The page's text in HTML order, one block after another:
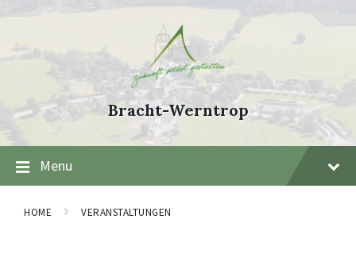
to
to
navigation
to
Bracht-Werntrop
Menu
HOME VERANSTALTUNGEN